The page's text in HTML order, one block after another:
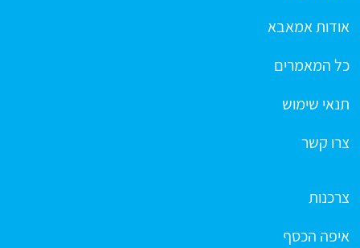
אודות אמאבא
כל המאמרים
תנאי שימוש
צרו קשר
צרכנות
איפה הכסף